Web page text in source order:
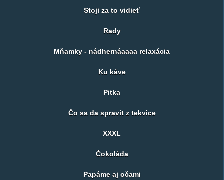
Stoji za to vidieť
Rady
Mňamky - nádhernáaaaa relaxácia
Ku káve
Pitka
Čo sa da spravit z tekvice
XXXL
Čokoláda
Papáme aj očami